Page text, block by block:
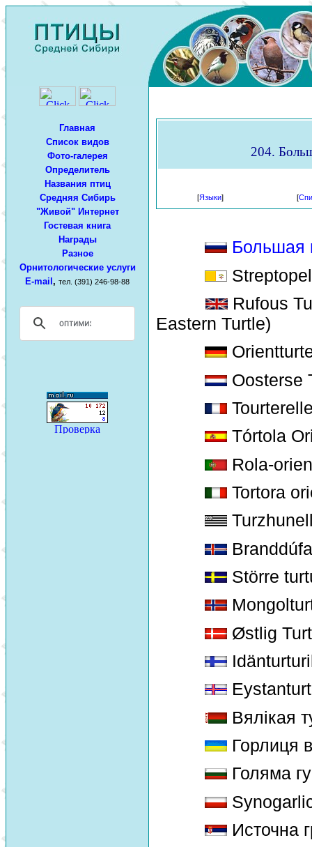
Главная
Список видов
Фото-галерея
Определитель
Названия птиц
Средняя Сибирь
"Живой" Интернет
Гостевая книга
Награды
Разное
Орнитологические услуги
E-mail , тел. (391) 246-98-88
204.
[Языки] [
Большая
Rufous
Eastern Turtle)
Oosterse
Tórtola
Rola-
Tortora
Branddúfa
Större
Østlig
Вялікая
Горлиця
Голяма
Источна